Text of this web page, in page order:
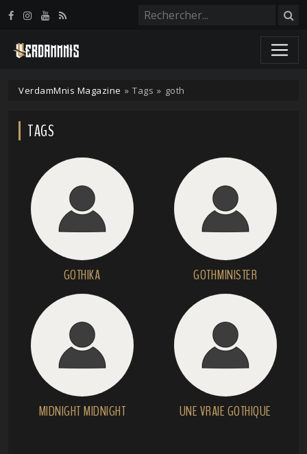
VerdamMnis Magazine » Tags » goth
TAGS
GOTHIKA GOTHMINISTER
MIDNIGHT MIDNIGHT UNE VRAIE GOTHIQUE
Panneau de gestion des cookies